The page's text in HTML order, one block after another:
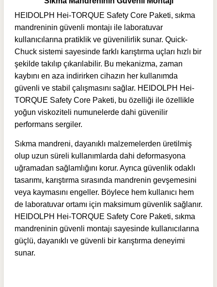
HEIDOLPH Hei-TORQUE Safety Core Paketi, sıkma
mandreninin güvenli montajı ile laboratuvar
kullanıcılarına pratiklik ve güvenilirlik sunar. Quick-
Chuck sistemi sayesinde farklı karıştırma uçları hızlı bir
şekilde takılıp çıkarılabilir. Bu mekanizma, zaman
kaybını en aza indirirken cihazın her kullanımda
güvenli ve stabil çalışmasını sağlar. HEIDOLPH Hei-
TORQUE Safety Core Paketi, bu özelliği ile özellikle
yoğun viskoziteli numunelerde dahi güvenilir
performans sergiler.
Sıkma mandreni, dayanıklı malzemelerden üretilmiş
olup uzun süreli kullanımlarda dahi deformasyona
uğramadan sağlamlığını korur. Ayrıca güvenlik odaklı
tasarımı, karıştırma sırasında mandrenin gevşemesini
veya kaymasını engeller. Böylece hem kullanıcı hem
de laboratuvar ortamı için maksimum güvenlik sağlanır.
HEIDOLPH Hei-TORQUE Safety Core Paketi, sıkma
mandreninin güvenli montajı sayesinde kullanıcılarına
güçlü, dayanıklı ve güvenli bir karıştırma deneyimi
sunar.